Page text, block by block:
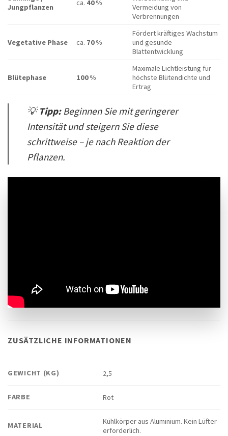
Jungpflanzen
ca. 40 %
Vermeidung von
Verbrennungen
Vegetative Phase ca. 70 %
Fördert kräftiges Wachstum
und gesunde
Blattentwicklung
Blütephase 100 %
Maximale Lichtleistung für
höchste Blütendichte und
Ertrag
💡Tipp:Beginnen Sie mit geringerer
Intensität und steigern Sie diese
schrittweise – je nach Reaktion der
Pflanzen.
ZUSÄTZLICHE INFORMATIONEN
GEWICHT (KG) 2,5
FARBE Rot
MATERIAL
Kühlkörper aus Aluminium. Kein Lüfter
erforderlich.